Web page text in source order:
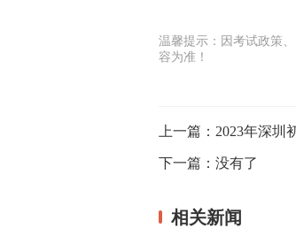
温馨提示：因考试政策
容为准！
上一篇： 2023年深圳
下一篇： 没有了
相关新闻